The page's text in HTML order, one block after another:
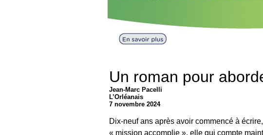
Un roman pour
Jean-Marc Pacelli
L’Orléanais
7 novembre 2024
Dix-neuf ans après avoir commencé à
« mission accomplie », elle qui compte